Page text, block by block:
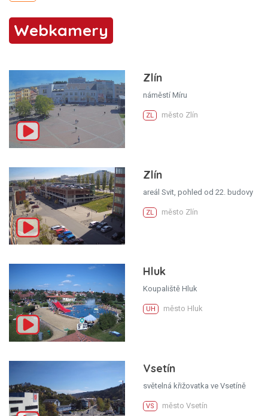
Webkamery
Zlín
náměstí Míru
ZL město Zlín
Zlín
areál Svit, pohled od 22. budovy
ZL město Zlín
Hluk
Koupaliště Hluk
UH město Hluk
Vsetín
světelná křižovatka ve Vsetíně
VS město Vsetín